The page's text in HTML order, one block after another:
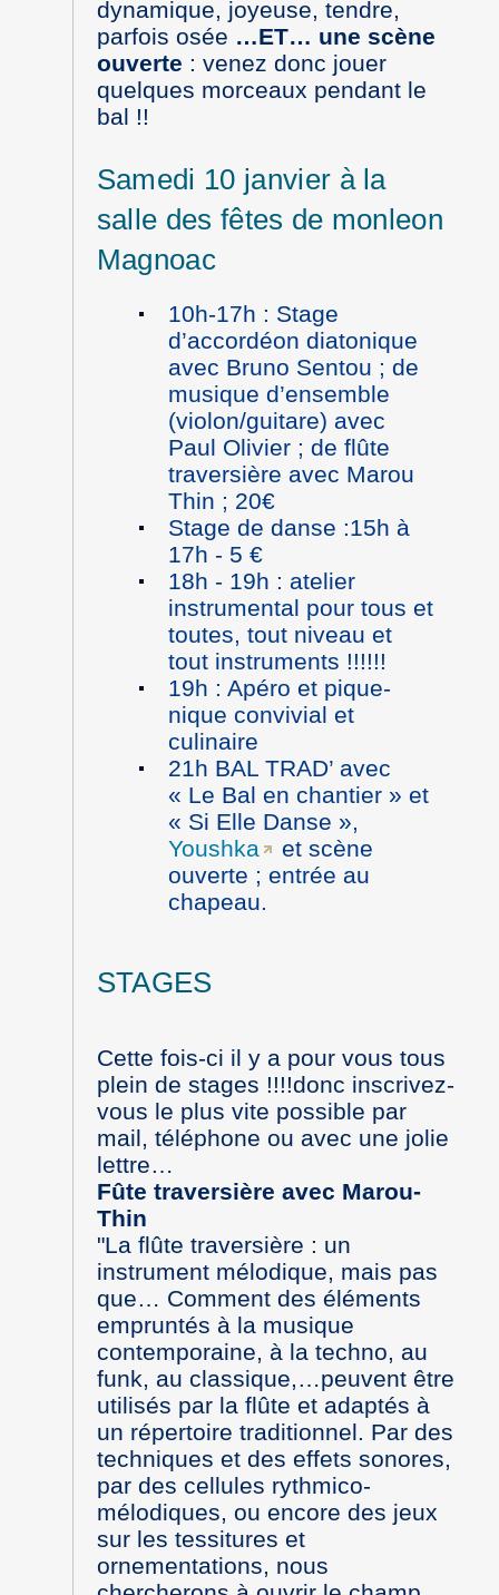
dynamique, joyeuse, tendre,
parfois osée …ET… une scène
ouverte : venez donc jouer
quelques morceaux pendant le
bal !!
Samedi 10 janvier à la
salle des fêtes de monleon
Magnoac
10h-17h : Stage
d’accordéon diatonique
avec Bruno Sentou ; de
musique d’ensemble
(violon/guitare) avec
Paul Olivier ; de flûte
traversière avec Marou
Thin ; 20€
Stage de danse :15h à
17h - 5 €
18h - 19h : atelier
instrumental pour tous et
toutes, tout niveau et
tout instruments !!!!!!
19h : Apéro et pique-
nique convivial et
culinaire
21h BAL TRAD’ avec
« Le Bal en chantier » et
« Si Elle Danse »,
Youshka
et scène
ouverte ; entrée au
chapeau.
STAGES
Cette fois-ci il y a pour vous tous
plein de stages !!!!donc inscrivez-
vous le plus vite possible par
mail, téléphone ou avec une jolie
lettre…
Fûte traversière avec Marou-
Thin
"La flûte traversière : un
instrument mélodique, mais pas
que… Comment des éléments
empruntés à la musique
contemporaine, à la techno, au
funk, au classique,…peuvent être
utilisés par la flûte et adaptés à
un répertoire traditionnel. Par des
techniques et des effets sonores,
par des cellules rythmico-
mélodiques, ou encore des jeux
sur les tessitures et
ornementations, nous